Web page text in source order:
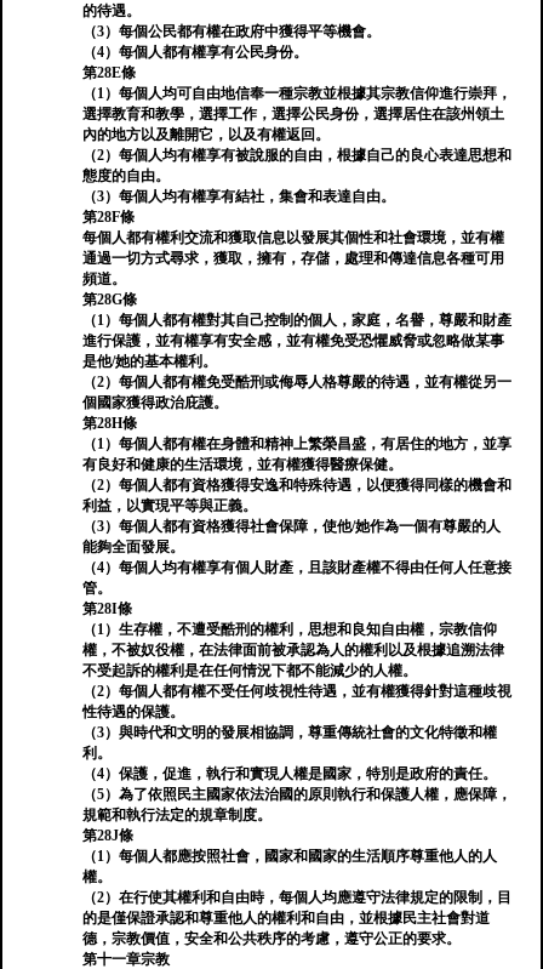
的待遇。
（3）每個公民都有權在政府中獲得平等機會。
（4）每個人都有權享有公民身份。
第28E條
（1）每個人均可自由地信奉一種宗教並根據其宗教信仰進行崇拜，
選擇教育和教學，選擇工作，選擇公民身份，選擇居住在該州領土
內的地方以及離開它，以及有權返回。
（2）每個人均有權享有被說服的自由，根據自己的良心表達思想和
態度的自由。
（3）每個人均有權享有結社，集會和表達自由。
第28F條
每個人都有權利交流和獲取信息以發展其個性和社會環境，並有權
通過一切方式尋求，獲取，擁有，存儲，處理和傳達信息各種可用
頻道。
第28G條
（1）每個人都有權對其自己控制的個人，家庭，名譽，尊嚴和財產
進行保護，並有權享有安全感，並有權免受恐懼威脅或忽略做某事
是他/她的基本權利。
（2）每個人都有權免受酷刑或侮辱人格尊嚴的待遇，並有權從另一
個國家獲得政治庇護。
第28H條
（1）每個人都有權在身體和精神上繁榮昌盛，有居住的地方，並享
有良好和健康的生活環境，並有權獲得醫療保健。
（2）每個人都有資格獲得安逸和特殊待遇，以便獲得同樣的機會和
利益，以實現平等與正義。
（3）每個人都有資格獲得社會保障，使他/她作為一個有尊嚴的人
能夠全面發展。
（4）每個人均有權享有個人財產，且該財產權不得由任何人任意接
管。
第28I條
（1）生存權，不遭受酷刑的權利，思想和良知自由權，宗教信仰
權，不被奴役權，在法律面前被承認為人的權利以及根據追溯法律
不受起訴的權利是在任何情況下都不能減少的人權。
（2）每個人都有權不受任何歧視性待遇，並有權獲得針對這種歧視
性待遇的保護。
（3）與時代和文明的發展相協調，尊重傳統社會的文化特徵和權
利。
（4）保護，促進，執行和實現人權是國家，特別是政府的責任。
（5）為了依照民主國家依法治國的原則執行和保護人權，應保障，
規範和執行法定的規章制度。
第28J條
（1）每個人都應按照社會，國家和國家的生活順序尊重他人的人
權。
（2）在行使其權利和自由時，每個人均應遵守法律規定的限制，目
的是僅保證承認和尊重他人的權利和自由，並根據民主社會對道
德，宗教價值，安全和公共秩序的考慮，遵守公正的要求。
第十一章宗教